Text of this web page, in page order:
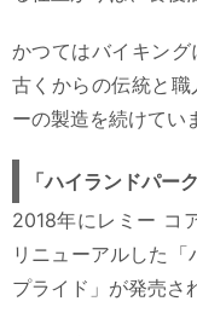
かつてはバイキング
古くからの伝統と
ーの製造を続けてい
「ハイランドパー
2018年にレミー コ
リニューアルした「
プライド」が発売さ